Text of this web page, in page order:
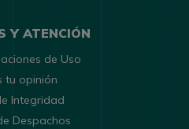
Y ATENCIÓN
de Uso
tu opinión
Integridad
Despachos